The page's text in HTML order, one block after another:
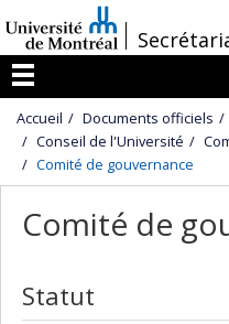
au
contenu
/
Menu
Accueil Documents officiels
Conseil de l'Université
Comité de gouvernance
Comité de
Statut